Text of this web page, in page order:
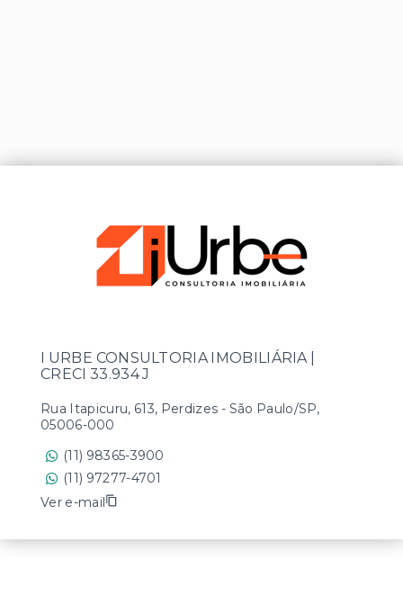
I URBE CONSULTORIA IMOBILIÁRIA |
CRECI 33.934 J
Rua Itapicuru, 613, Perdizes - São Paulo/SP,
05006-000
(11) 98365-3900
(11) 97277-4701
Ver e-mail